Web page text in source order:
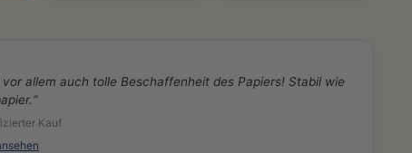
vor allem auch tolle Beschaffenheit des Papiers! Stabil wie
Kauf